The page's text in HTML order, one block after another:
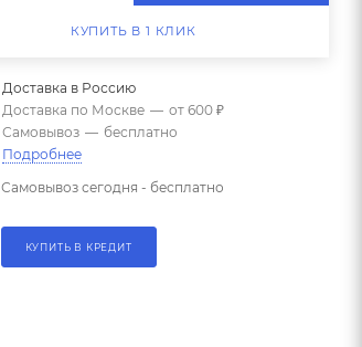
КУПИТЬ В 1 КЛИК
Доставка в Россию
Доставка по Москве — от 600 ₽
Самовывоз — бесплатно
Подробнее
Самовывоз сегодня - бесплатно
КУПИТЬ В КРЕДИТ